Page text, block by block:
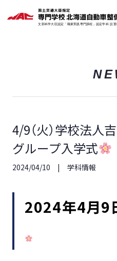
4/9（火）学校法
グループ入学式
2024/04/10 学科情報
2024年4月9